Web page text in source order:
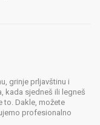
grinje prljavštinu i
kada sjedneš ili legneš
to. Dakle, možete
profesionalno